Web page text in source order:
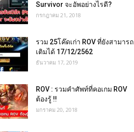
Survivor จะอัพอย่างไรดี?
กรกฎาคม 21, 2018
รวม 25โค๊ดเก่า ROV ที่ยังสามารถ
เติมได้ 17/12/2562
ธันวาคม 17, 2019
ROV : รวมคำศัพท์ที่คอเกม ROV
ต้องรู้ !!
มกราคม 20, 2018